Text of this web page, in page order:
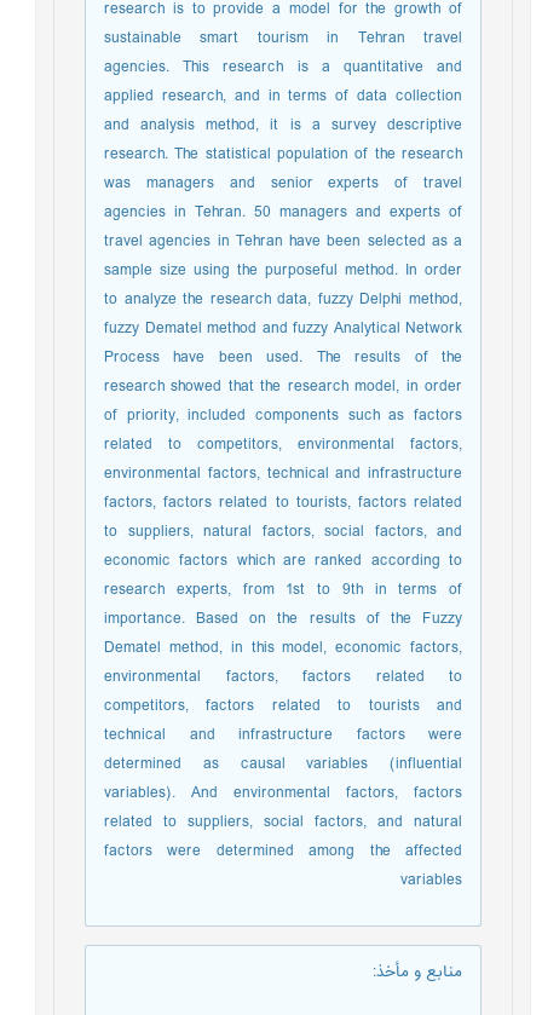
research is to provide a model for the growth of
sustainable smart tourism in Tehran travel
agencies. This research is a quantitative and
applied research, and in terms of data collection
and analysis method, it is a survey descriptive
research. The statistical population of the research
was managers and senior experts of travel
agencies in Tehran. 50 managers and experts of
travel agencies in Tehran have been selected as a
sample size using the purposeful method. In order
to analyze the research data, fuzzy Delphi method,
fuzzy Dematel method and fuzzy Analytical Network
Process have been used. The results of the
research showed that the research model, in order
of priority, included components such as factors
related to competitors, environmental factors,
environmental factors, technical and infrastructure
factors, factors related to tourists, factors related
to suppliers, natural factors, social factors, and
economic factors which are ranked according to
research experts, from 1st to 9th in terms of
importance. Based on the results of the Fuzzy
Dematel method, in this model, economic factors,
environmental factors, factors related to
competitors, factors related to tourists and
technical and infrastructure factors were
determined as causal variables (influential
variables). And environmental factors, factors
related to suppliers, social factors, and natural
factors were determined among the affected
variables
منابع و مأخذ: